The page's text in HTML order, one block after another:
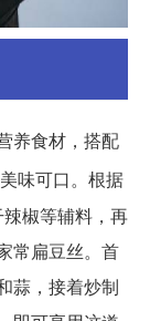
养食材，搭配
味可口。根据
椒等辅料，再
常扁豆丝。首
蒜，接着炒制